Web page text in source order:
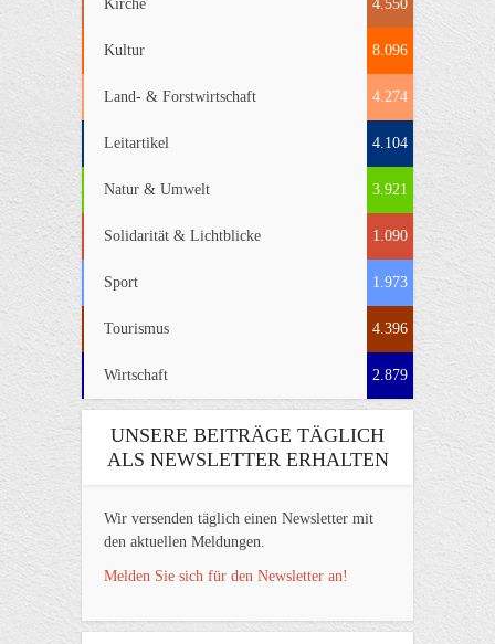
Kirche 4.550
Kultur 8.096
Land- & Forstwirtschaft 4.274
Leitartikel 4.104
Natur & Umwelt 3.921
Solidarität & Lichtblicke 1.090
Sport 1.973
Tourismus 4.396
Wirtschaft 2.879
UNSERE BEITRÄGE TÄGLICH
ALS NEWSLETTER ERHALTEN
Wir versenden täglich einen Newsletter mit
den aktuellen Meldungen.
Melden Sie sich für den Newsletter an!